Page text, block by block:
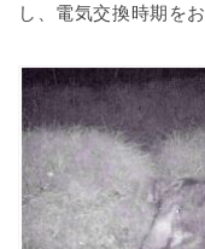
し、電気交換時期を